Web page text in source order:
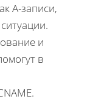
A-записи,
и
в